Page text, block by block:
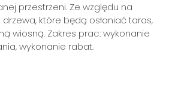
przestrzeni. Ze względu na
które będą osłaniać taras,
wiosną. Zakres prac: wykonanie
wykonanie rabat.